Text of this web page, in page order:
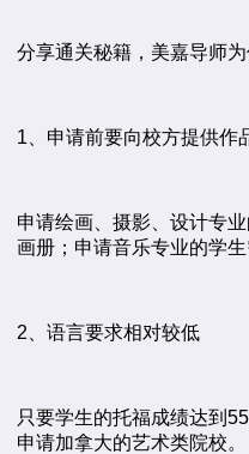
分享通关秘籍，美嘉导师为
1、申请前要向校方提供作
申请绘画、摄影、设计专
画册；申请音乐专业的学生
2、语言要求相对较低
只要学生的托福成绩达到
申请加拿大的艺术类院校。